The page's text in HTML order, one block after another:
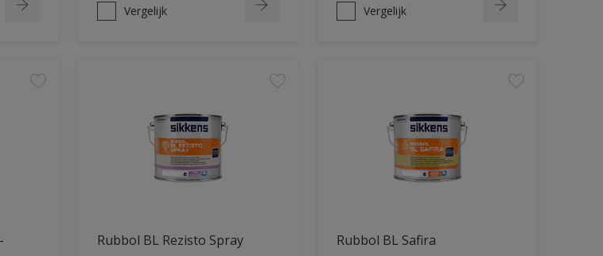
Vergelijk Vergelijk
Rubbol BL Rezisto Spray Rubbol BL Safira